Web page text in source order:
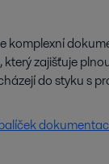
komplexní
zajišťuje
do styku s